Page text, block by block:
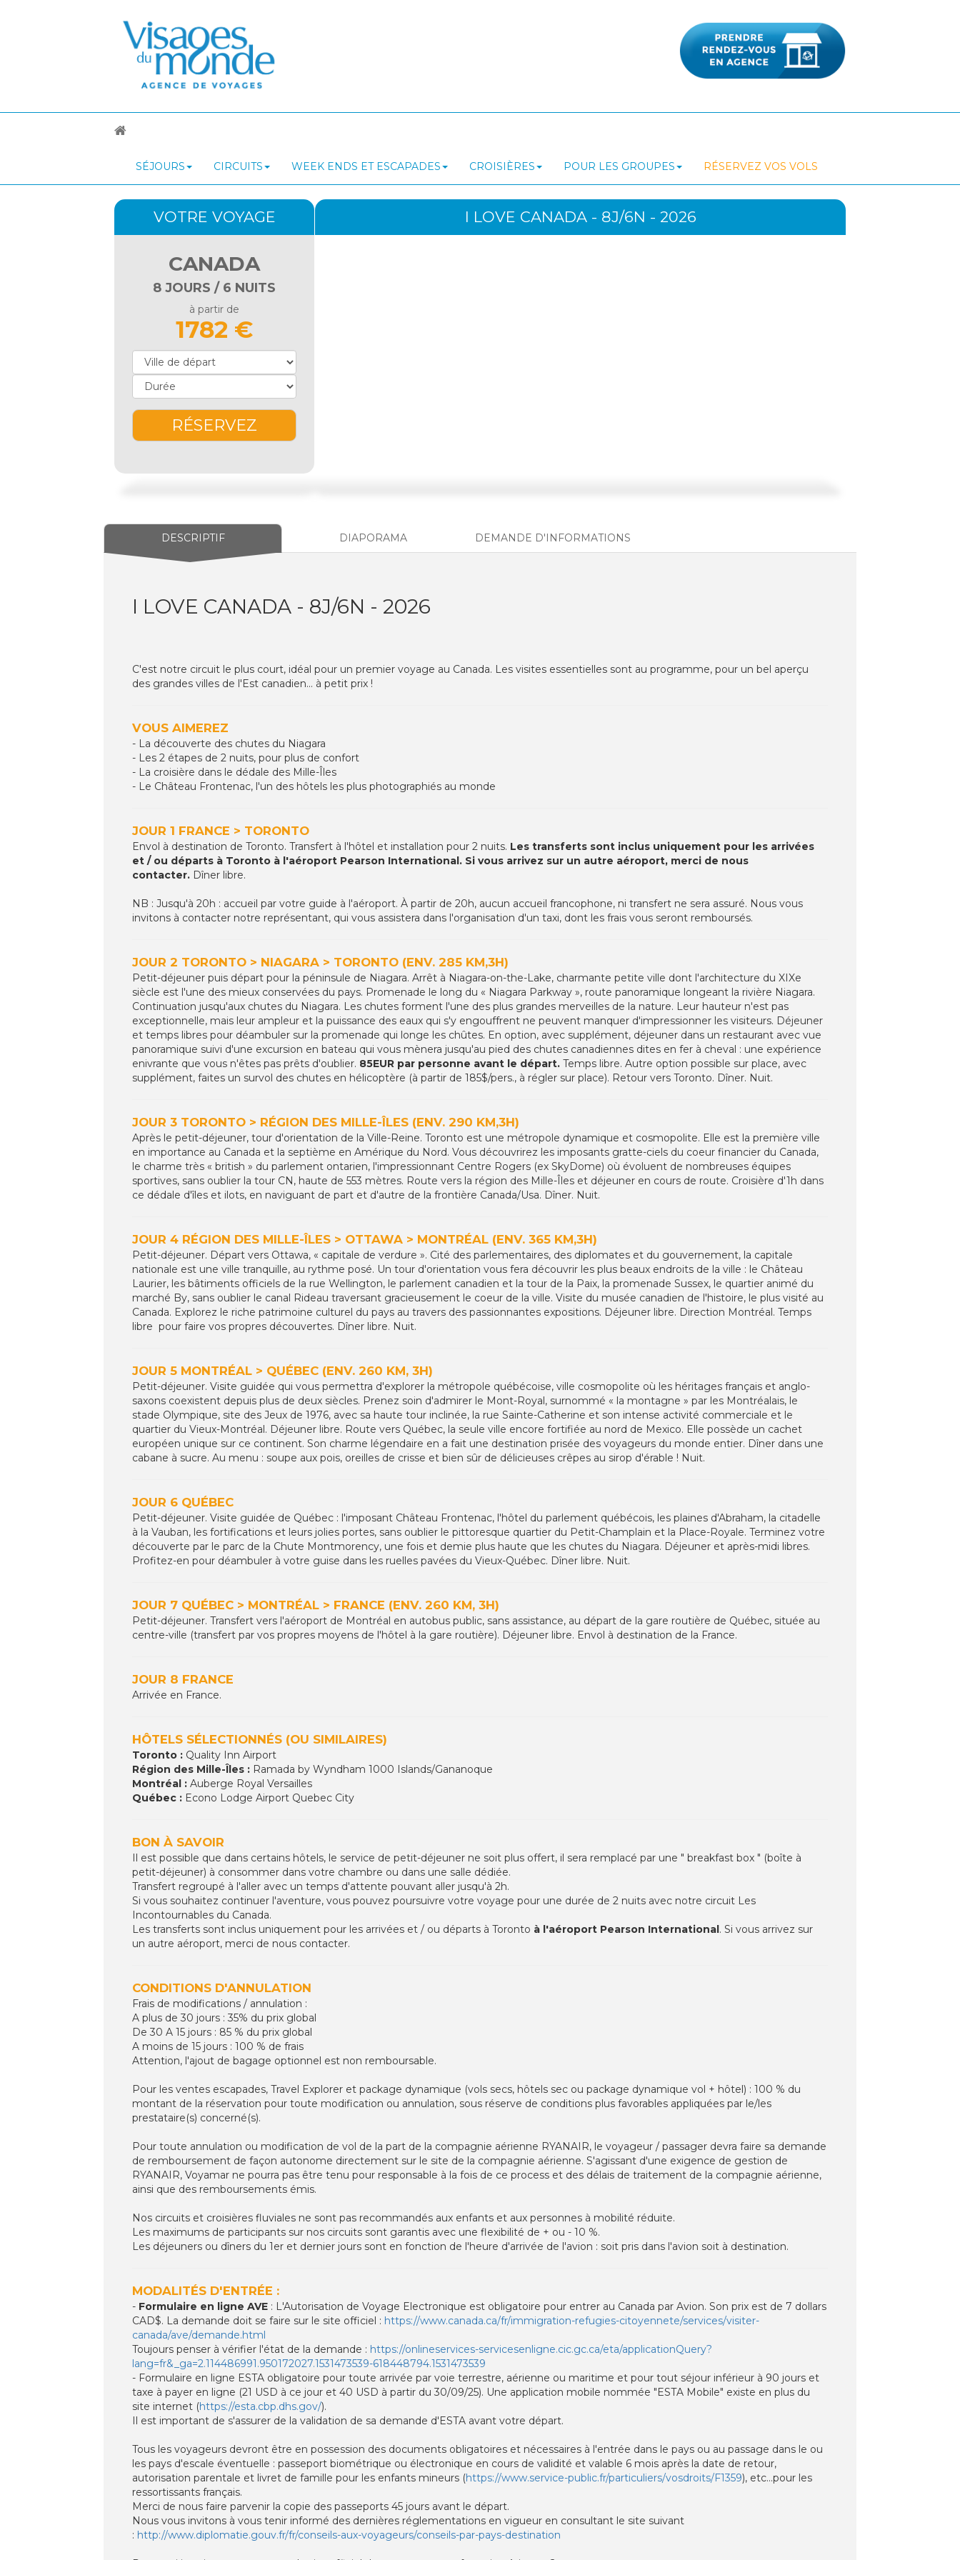
SÉJOURS CIRCUITS WEEK ENDS ET ESCAPADES CROISIÈRES POUR LES GROUPES RÉSERVEZ VOS VOLS
I LOVE CANADA - 8J/6N - 2026
VOTRE VOYAGE
CANADA
8 JOURS / 6 NUITS
à partir de
1782 €
RÉSERVEZ
DESCRIPTIF DIAPORAMA DEMANDE D'INFORMATIONS
I LOVE CANADA - 8J/6N - 2026
C'est notre circuit le plus court, idéal pour un premier voyage au Canada. Les visites essentielles sont au programme, pour un bel aperçu
des grandes villes de l'Est canadien... à petit prix !
VOUS AIMEREZ
- La découverte des chutes du Niagara
- Les 2 étapes de 2 nuits, pour plus de confort
- La croisière dans le dédale des Mille-Îles
- Le Château Frontenac, l'un des hôtels les plus photographiés au monde
JOUR 1 FRANCE > TORONTO
Envol à destination de Toronto. Transfert à l'hôtel et installation pour 2 nuits. Les transferts sont inclus uniquement pour les arrivées
et / ou départs à Toronto à l'aéroport Pearson International. Si vous arrivez sur un autre aéroport, merci de nous
contacter. Dîner libre.
NB : Jusqu'à 20h : accueil par votre guide à l'aéroport. À partir de 20h, aucun accueil francophone, ni transfert ne sera assuré. Nous vous
invitons à contacter notre représentant, qui vous assistera dans l'organisation d'un taxi, dont les frais vous seront remboursés.
JOUR 2 TORONTO > NIAGARA > TORONTO (ENV. 285 KM,3H)
Petit-déjeuner puis départ pour la péninsule de Niagara. Arrêt à Niagara-on-the-Lake, charmante petite ville dont l'architecture du XIXe
siècle est l'une des mieux conservées du pays. Promenade le long du « Niagara Parkway », route panoramique longeant la rivière Niagara.
Continuation jusqu'aux chutes du Niagara. Les chutes forment l'une des plus grandes merveilles de la nature. Leur hauteur n'est pas
exceptionnelle, mais leur ampleur et la puissance des eaux qui s'y engouffrent ne peuvent manquer d'impressionner les visiteurs. Déjeuner
et temps libres pour déambuler sur la promenade qui longe les chûtes. En option, avec supplément, déjeuner dans un restaurant avec vue
panoramique suivi d'une excursion en bateau qui vous mènera jusqu'au pied des chutes canadiennes dites en fer à cheval : une expérience
enivrante que vous n'êtes pas prêts d'oublier. 85EUR par personne avant le départ. Temps libre. Autre option possible sur place, avec
supplément, faites un survol des chutes en hélicoptère (à partir de 185$/pers., à régler sur place). Retour vers Toronto. Dîner. Nuit.
JOUR 3 TORONTO > RÉGION DES MILLE-ÎLES (ENV. 290 KM,3H)
Après le petit-déjeuner, tour d'orientation de la Ville-Reine. Toronto est une métropole dynamique et cosmopolite. Elle est la première ville
en importance au Canada et la septième en Amérique du Nord. Vous découvrirez les imposants gratte-ciels du coeur financier du Canada,
le charme très « british » du parlement ontarien, l'impressionnant Centre Rogers (ex SkyDome) où évoluent de nombreuses équipes
sportives, sans oublier la tour CN, haute de 553 mètres. Route vers la région des Mille-Îles et déjeuner en cours de route. Croisière d'1h dans
ce dédale d'îles et ilots, en naviguant de part et d'autre de la frontière Canada/Usa. Dîner. Nuit.
JOUR 4 RÉGION DES MILLE-ÎLES > OTTAWA > MONTRÉAL (ENV. 365 KM,3H)
Petit-déjeuner. Départ vers Ottawa, « capitale de verdure ». Cité des parlementaires, des diplomates et du gouvernement, la capitale
nationale est une ville tranquille, au rythme posé. Un tour d'orientation vous fera découvrir les plus beaux endroits de la ville : le Château
Laurier, les bâtiments officiels de la rue Wellington, le parlement canadien et la tour de la Paix, la promenade Sussex, le quartier animé du
marché By, sans oublier le canal Rideau traversant gracieusement le coeur de la ville. Visite du musée canadien de l'histoire, le plus visité au
Canada. Explorez le riche patrimoine culturel du pays au travers des passionnantes expositions. Déjeuner libre. Direction Montréal. Temps
libre pour faire vos propres découvertes. Dîner libre. Nuit.
JOUR 5 MONTRÉAL > QUÉBEC (ENV. 260 KM, 3H)
Petit-déjeuner. Visite guidée qui vous permettra d'explorer la métropole québécoise, ville cosmopolite où les héritages français et anglo-
saxons coexistent depuis plus de deux siècles. Prenez soin d'admirer le Mont-Royal, surnommé « la montagne » par les Montréalais, le
stade Olympique, site des Jeux de 1976, avec sa haute tour inclinée, la rue Sainte-Catherine et son intense activité commerciale et le
quartier du Vieux-Montréal. Déjeuner libre. Route vers Québec, la seule ville encore fortifiée au nord de Mexico. Elle possède un cachet
européen unique sur ce continent. Son charme légendaire en a fait une destination prisée des voyageurs du monde entier. Dîner dans une
cabane à sucre. Au menu : soupe aux pois, oreilles de crisse et bien sûr de délicieuses crêpes au sirop d'érable ! Nuit.
JOUR 6 QUÉBEC
Petit-déjeuner. Visite guidée de Québec : l'imposant Château Frontenac, l'hôtel du parlement québécois, les plaines d'Abraham, la citadelle
à la Vauban, les fortifications et leurs jolies portes, sans oublier le pittoresque quartier du Petit-Champlain et la Place-Royale. Terminez votre
découverte par le parc de la Chute Montmorency, une fois et demie plus haute que les chutes du Niagara. Déjeuner et après-midi libres.
Profitez-en pour déambuler à votre guise dans les ruelles pavées du Vieux-Québec. Dîner libre. Nuit.
JOUR 7 QUÉBEC > MONTRÉAL > FRANCE (ENV. 260 KM, 3H)
Petit-déjeuner. Transfert vers l'aéroport de Montréal en autobus public, sans assistance, au départ de la gare routière de Québec, située au
centre-ville (transfert par vos propres moyens de l'hôtel à la gare routière). Déjeuner libre. Envol à destination de la France.
JOUR 8 FRANCE
Arrivée en France.
HÔTELS SÉLECTIONNÉS (OU SIMILAIRES)
Toronto : Quality Inn Airport
Région des Mille-Îles : Ramada by Wyndham 1000 Islands/Gananoque
Montréal : Auberge Royal Versailles
Québec : Econo Lodge Airport Quebec City
BON À SAVOIR
Il est possible que dans certains hôtels, le service de petit-déjeuner ne soit plus offert, il sera remplacé par une " breakfast box " (boîte à
petit-déjeuner) à consommer dans votre chambre ou dans une salle dédiée.
Transfert regroupé à l'aller avec un temps d'attente pouvant aller jusqu'à 2h.
Si vous souhaitez continuer l'aventure, vous pouvez poursuivre votre voyage pour une durée de 2 nuits avec notre circuit Les
Incontournables du Canada.
Les transferts sont inclus uniquement pour les arrivées et / ou départs à Toronto à l'aéroport Pearson International. Si vous arrivez sur
un autre aéroport, merci de nous contacter.
CONDITIONS D'ANNULATION
Frais de modifications / annulation :
A plus de 30 jours : 35% du prix global
De 30 A 15 jours : 85 % du prix global
A moins de 15 jours : 100 % de frais
Attention, l'ajout de bagage optionnel est non remboursable.
Pour les ventes escapades, Travel Explorer et package dynamique (vols secs, hôtels sec ou package dynamique vol + hôtel) : 100 % du
montant de la réservation pour toute modification ou annulation, sous réserve de conditions plus favorables appliquées par le/les
prestataire(s) concerné(s).
Pour toute annulation ou modification de vol de la part de la compagnie aérienne RYANAIR, le voyageur / passager devra faire sa demande
de remboursement de façon autonome directement sur le site de la compagnie aérienne. S'agissant d'une exigence de gestion de
RYANAIR, Voyamar ne pourra pas être tenu pour responsable à la fois de ce process et des délais de traitement de la compagnie aérienne,
ainsi que des remboursements émis.
Nos circuits et croisières fluviales ne sont pas recommandés aux enfants et aux personnes à mobilité réduite.
Les maximums de participants sur nos circuits sont garantis avec une flexibilité de + ou - 10 %.
Les déjeuners ou dîners du 1er et dernier jours sont en fonction de l'heure d'arrivée de l'avion : soit pris dans l'avion soit à destination.
MODALITÉS D'ENTRÉE :
- Formulaire en ligne AVE : L'Autorisation de Voyage Electronique est obligatoire pour entrer au Canada par Avion. Son prix est de 7 dollars
CAD$. La demande doit se faire sur le site officiel : https://www.canada.ca/fr/immigration-refugies-citoyennete/services/visiter-
canada/ave/demande.html
Toujours penser à vérifier l'état de la demande : https://onlineservices-servicesenligne.cic.gc.ca/eta/applicationQuery?
lang=fr&_ga=2.114486991.950172027.1531473539-618448794.1531473539
- Formulaire en ligne ESTA obligatoire pour toute arrivée par voie terrestre, aérienne ou maritime et pour tout séjour inférieur à 90 jours et
taxe à payer en ligne (21 USD à ce jour et 40 USD à partir du 30/09/25). Une application mobile nommée "ESTA Mobile" existe en plus du
site internet (https://esta.cbp.dhs.gov/).
Il est important de s'assurer de la validation de sa demande d'ESTA avant votre départ.
Tous les voyageurs devront être en possession des documents obligatoires et nécessaires à l'entrée dans le pays ou au passage dans le ou
les pays d'escale éventuelle : passeport biométrique ou électronique en cours de validité et valable 6 mois après la date de retour,
autorisation parentale et livret de famille pour les enfants mineurs (https://www.service-public.fr/particuliers/vosdroits/F1359), etc...pour les
ressortissants français.
Merci de nous faire parvenir la copie des passeports 45 jours avant le départ.
Nous vous invitons à vous tenir informé des dernières réglementations en vigueur en consultant le site suivant
: http://www.diplomatie.gouv.fr/fr/conseils-aux-voyageurs/conseils-par-pays-destination